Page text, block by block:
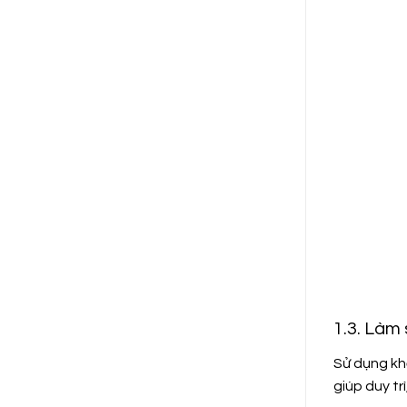
1.3.
Sử dụng
giúp duy